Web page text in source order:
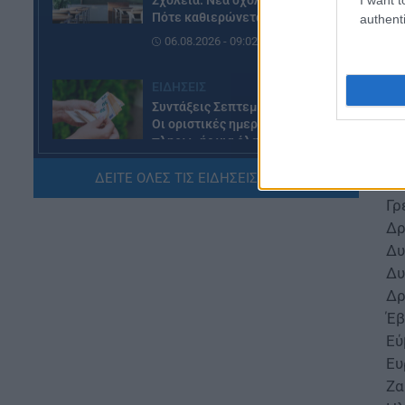
Πότε καθιερώνεται
06.08.2026 - 09:02
Συντάξεις Σεπτεμβρίου 2026:
Οι οριστικές ημερομηνίες
πληρωμής για όλα τα Ταμεία
ΔΕΙΤΕ ΟΛΕΣ ΤΙΣ ΕΙΔΗΣΕΙΣ ΕΔΩ »